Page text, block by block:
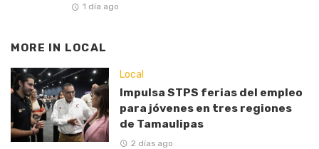
1 día ago
MORE IN LOCAL
Local
Impulsa STPS ferias del empleo
para jóvenes en tres regiones
de Tamaulipas
2 días ago